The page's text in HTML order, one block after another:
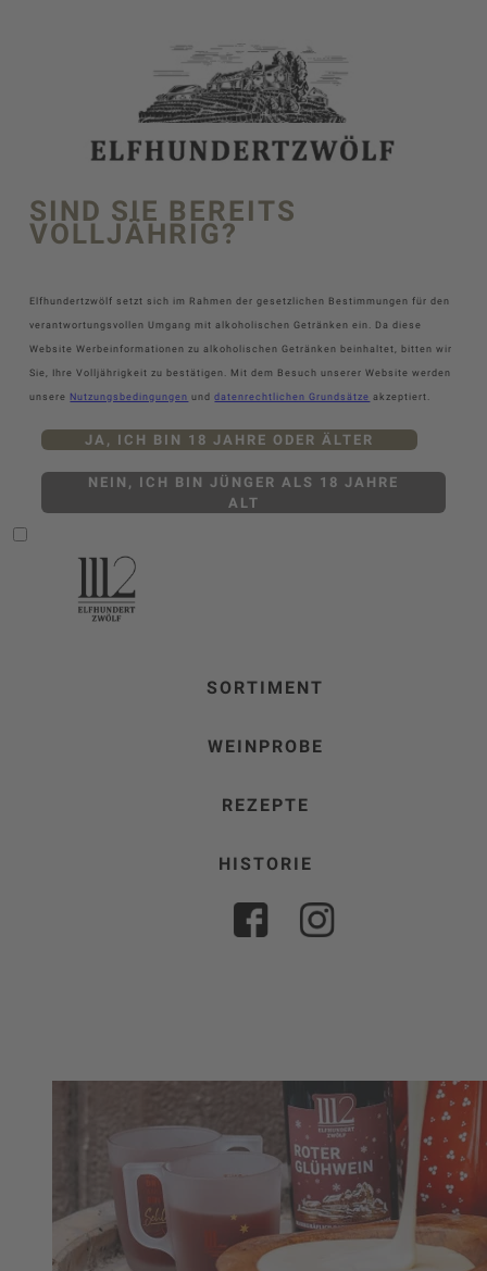
SIND SIE BEREITS
VOLLJÄHRIG?
Elfhundertzwölf setzt sich im Rahmen der gesetzlichen Bestimmungen für den
verantwortungsvollen Umgang mit alkoholischen Getränken ein. Da diese
Website Werbeinformationen zu alkoholischen Getränken beinhaltet, bitten wir
Sie, Ihre Volljährigkeit zu bestätigen. Mit dem Besuch unserer Website werden
unsere Nutzungsbedingungen unddatenrechtlichen Grundsätze akzeptiert.
JA, ICH BIN 18 JAHRE ODER ÄLTER
NEIN, ICH BIN JÜNGER ALS 18 JAHRE
ALT
SORTIMENT
WEINPROBE
REZEPTE
HISTORIE